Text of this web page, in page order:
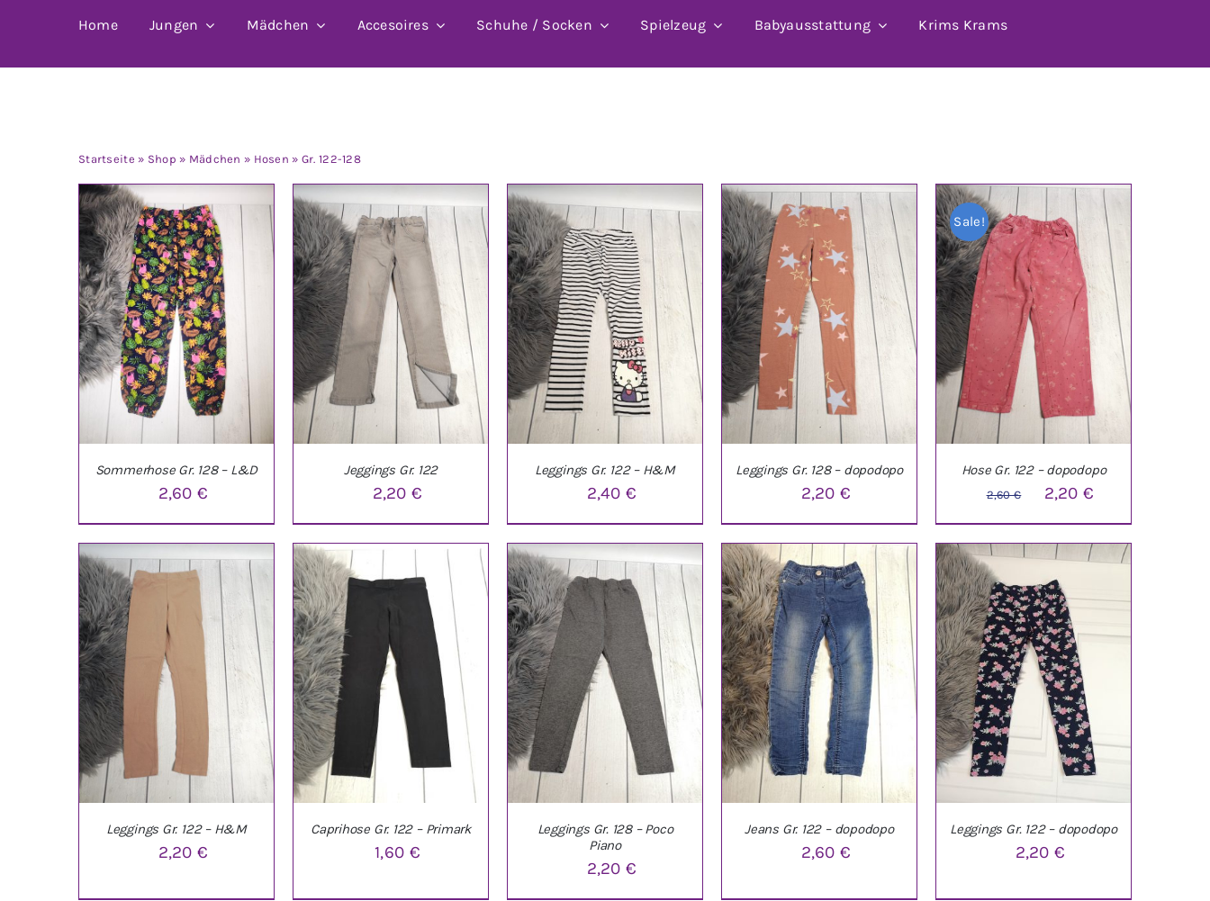
Home Jungen Mädchen Accesoires Schuhe / Socken Spielzeug Babyausstattung Krims Krams
Startseite » Shop » Mädchen » Hosen » Gr. 122-128
IN DEN WARENKORB
Sommerhose Gr. 128 – L&D
2,60€
IN DEN WARENKORB
/
Jeggings Gr. 122
2,20€
IN DEN WARENKORB
DETAILS
Leggings Gr. 122 – H&M
2,40€
IN DEN WARENKORB
DETAILS
Leggings Gr. 128 – dopodopo
2,20€
Sale!
IN DEN WARENKORB
DETAILS
Hose Gr. 122 – dopodopo
2,60€
Ursprünglicher
Preis
war:
2,60 €
2,20€
Preis
ist:
Leggings Gr. 122 – H&M
2,20€
Caprihose Gr. 122 – Primark
1,60 €
Leggings Gr. 128 – Poco
Piano
2,20€
Jeans Gr. 122 – dopodopo
2,60€
Leggings Gr. 122 – dopodopo
2,20€